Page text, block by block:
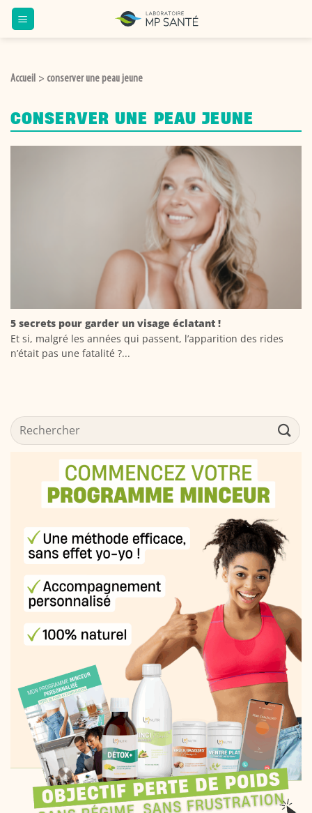
Passer
au
Accueil > conserver une peau jeune
CONSERVER UNE PEAU JEUNE
5 secrets pour garder un visage éclatant !
Et si, malgré les années qui passent, l’apparition des rides
n’était pas une fatalité ?...